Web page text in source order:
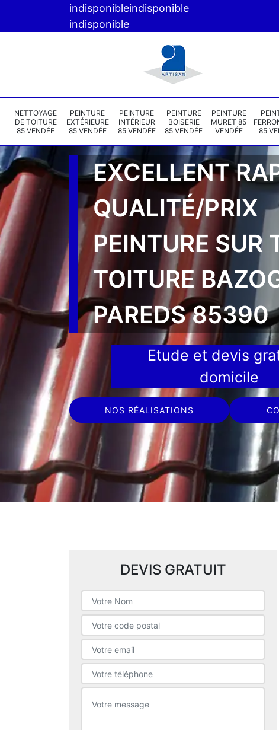
indisponibleindisponible
indisponible
NETTOYAGE
DE TOITURE
85 VENDÉE
PEINTURE
EXTÉRIEURE
85 VENDÉE
PEINTURE
INTÉRIEUR
85 VENDÉE
PEINTURE
BOISERIE
85 VENDÉE
PEINTURE
MURET 85
VENDÉE
85
EXCELLENT
QUALITÉ/PRIX
PEINTURE SUR
TOITURE
PAREDS 85390
Etude et devis
domicile
NOS RÉALISATIONS
DEVIS GRATUIT